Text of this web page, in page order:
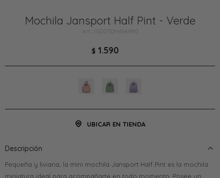
Mochila Jansport Half Pint - Verde
JS00TDH616490
$ 1.590
UBICAR EN TIENDA
Descripción
Pequeña y liviana, la mini mochila Jansport Half Pint es la mochila
miniatura ideal para acompañarte en todo momento. Posee un